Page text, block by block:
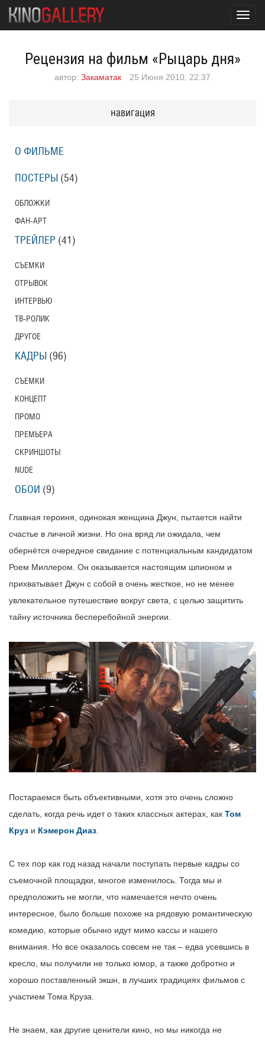
Рецензия на фильм «Рыцарь дня»
автор: Закаматак 25 Июня 2010, 22:37
Главная героиня, одинокая женщина Джун, пытается найти
счастье в личной жизни. Но она вряд ли ожидала, чем
обернётся очередное свидание с потенциальным кандидатом
Роем Миллером. Он оказывается настоящим шпионом и
прихватывает Джун с собой в очень жесткое, но не менее
увлекательное путешествие вокруг света, с целью защитить
тайну источника бесперебойной энергии.
Постараемся быть объективными, хотя это очень сложно
сделать, когда речь идет о таких классных актерах, как Том
Круз и Кэмерон Диаз
С тех пор как год назад начали поступать первые кадры со
съемочной площадки, многое изменилось. Тогда мы и
предположить не могли, что намечается нечто очень
интересное, было больше похоже на рядовую романтическую
комедию, которые обычно идут мимо кассы и нашего
внимания. Но все оказалось совсем не так – едва усевшись в
кресло, мы получили не только юмор, а также добротно и
хорошо поставленный экшн, в лучших традициях фильмов с
участием Тома Круза.
Не знаем, как другие ценители кино, но мы никогда не
навигация
О ФИЛЬМЕ
ПОСТЕРЫ (54)
ОБЛОЖКИ
ФАН-АРТ
ТРЕЙЛЕР (41)
СЪЕМКИ
ОТРЫВОК
ИНТЕРВЬЮ
ТВ-РОЛИК
ДРУГОЕ
КАДРЫ (96)
СЪЕМКИ
КОНЦЕПТ
ПРОМО
ПРЕМЬЕРА
СКРИНШОТЫ
NUDE
ОБОИ (9)